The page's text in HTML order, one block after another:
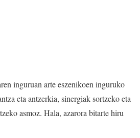
inguruan arte eszenikoen inguruko
eta antzerkia, sinergiak sortzeko eta
asmoz. Hala, azarora bitarte hiru